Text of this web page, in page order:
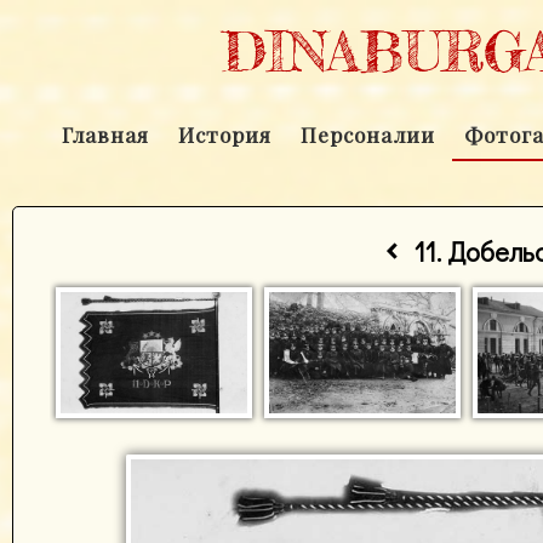
Главная История Персоналии
‹ 11.